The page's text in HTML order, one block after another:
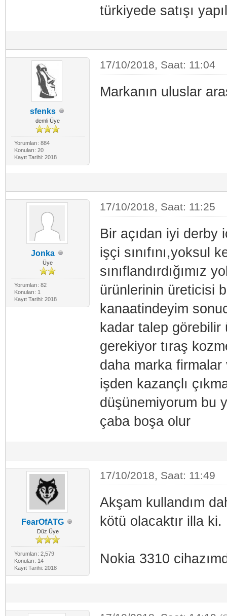
türkiyede satışı
sfenks
demli Üye
Yorumları: 884
Konuları: 20
Kayıt Tarihi: 2018
17/10/2018, Saat: 11:04
Markanın uluslar
Jonka
Üye
Yorumları: 82
Konuları: 1
Kayıt Tarihi: 2018
17/10/2018, Saat: 11:25
Bir açıdan iyi derby
işçi sınıfını,yoksul
sınıflandırdığımız
ürünlerinin üreticisi
kanaatindeyim
kadar talep görebilir
gerekiyor tıraş
daha marka firmalar
işden kazançlı
düşünemiyorum bu
çaba boşa olur
FearOfATG
Düz Üye
Yorumları: 2,579
Konuları: 14
Kayıt Tarihi: 2018
17/10/2018, Saat: 11:49
Akşam kullandım
kötü olacaktır illa ki.
Nokia 3310